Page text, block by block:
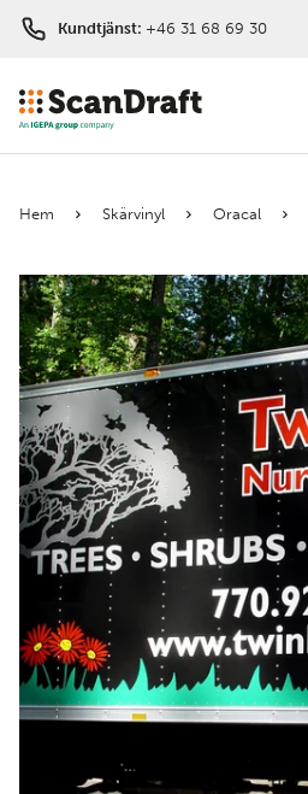
Kundtjänst: +46 31 68 69 30
Hem Skärvinyl Oracal
Färg
Bredd
Längd
Rensa
filter